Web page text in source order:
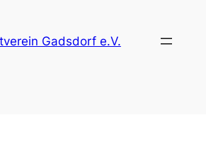
Gadsdorf e.V.